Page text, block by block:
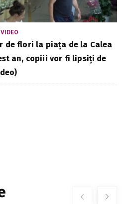
VIDEO
de flori la piața de la Calea
an, copiii vor fi lipsiți de